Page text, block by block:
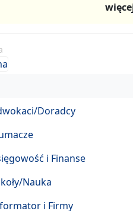
Doradcy
i Finanse
Nauka
i Firmy